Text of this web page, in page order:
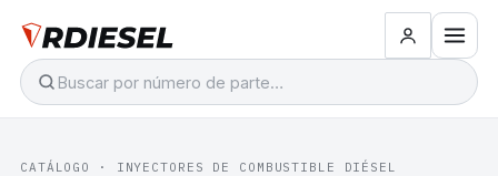
CATÁLOGO · INYECTORES DE COMBUSTIBLE DIÉSEL